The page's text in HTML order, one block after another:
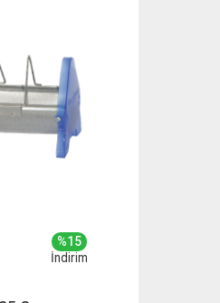
%15
İndirim